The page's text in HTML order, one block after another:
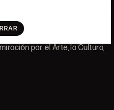
de Ansorena, buscamos
por el Arte, la Cultura,